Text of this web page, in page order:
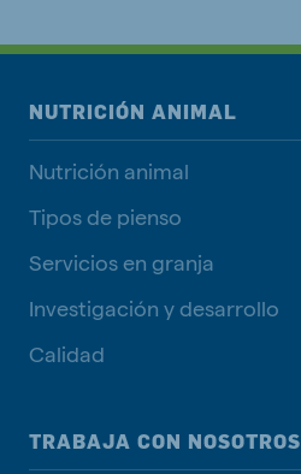
NUTRICIÓN ANIMAL
Nutrición animal
Tipos de pienso
Servicios en granja
Investigación y desarrollo
Calidad
TRABAJA CON NOSOTROS